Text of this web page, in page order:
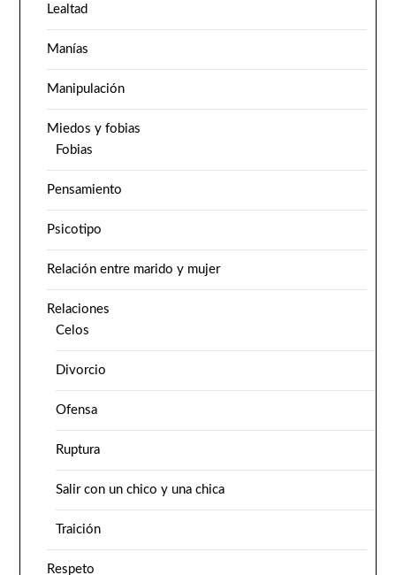
Lealtad
Manías
Manipulación
Miedos y fobias
Fobias
Pensamiento
Psicotipo
Relación entre marido y mujer
Relaciones
Celos
Divorcio
Ofensa
Ruptura
Salir con un chico y una chica
Traición
Respeto